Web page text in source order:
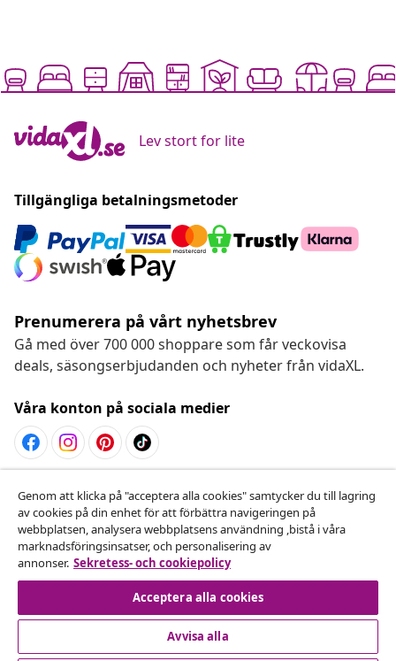
Lev stort for lite
Tillgängliga betalningsmetoder
Prenumerera på vårt nyhetsbrev
Gå med över 700 000 shoppare som får veckovisa
deals, säsongserbjudanden och nyheter från vidaXL.
Våra konton på sociala medier
Avbryta avtalet
Skicka in en begäran om uttag för din beställning.
Avbryta avtalet
Genom att klicka på "acceptera alla cookies" samtycker du till lagring
av cookies på din enhet för att förbättra navigeringen på
webbplatsen, analysera webbplatsens användning ,bistå i våra
marknadsföringsinsatser, och personalisering av
annonser. Sekretess- och cookiepolicy
Acceptera alla cookies
Avvisa alla